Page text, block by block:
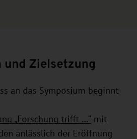
Zielsetzung
an das Symposium beginnt
„Forschung trifft …“ mit
anlässlich der Eröffnung